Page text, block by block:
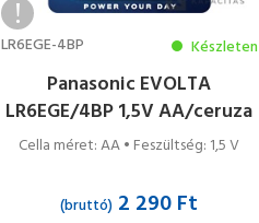
LR6EGE-4BP Készleten
Panasonic EVOLTA
LR6EGE/4BP 1,5V AA/ceruza
szupertartós alkáli elem 4
Cella méret: AA • Feszültség: 1,5 V
(bruttó) 2 290 Ft